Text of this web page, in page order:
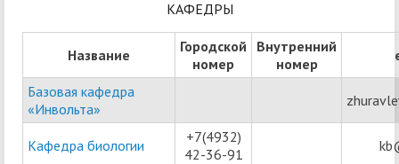
КАФЕДРЫ
Название
Городской
номер
Внутренний
номер
Базовая кафедра
«Инвольта»
Кафедра биологии
+7(4932)
42-36-91